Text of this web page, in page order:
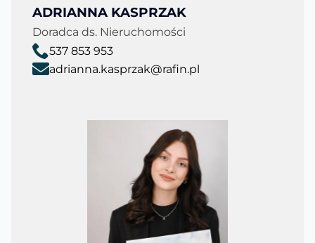
ADRIANNA KASPRZAK
Doradca ds. Nieruchomości
537 853 953
adrianna.kasprzak@rafin.pl